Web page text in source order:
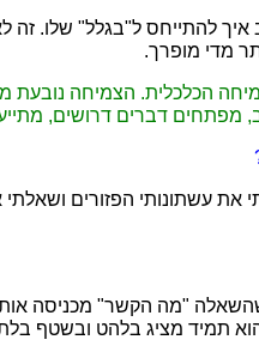
איך להתייחס ל"בגלל" שלו.
מדי מופרך.
הכלכלית. הצמיחה נובעת
מפתחים דברים דרושים,
עשתונותי הפזורים
"מה הקשר" מכניסה
תמיד מציג בלהט ובשטף בלתי